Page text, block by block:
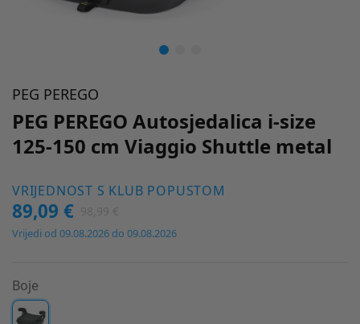
PEG PEREGO
PEG PEREGO Autosjedalica i-size
125-150 cm Viaggio Shuttle metal
VRIJEDNOST S KLUB POPUSTOM
89,09 €
Vrijedi od 09.08.2026 do 09.08.2026
Boje